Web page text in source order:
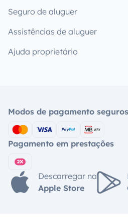
Seguro de aluguer
Assistências de aluguer
Ajuda proprietário
Modos de pagamento seguros
Pagamento em prestações
Descarregar na
Apple Store